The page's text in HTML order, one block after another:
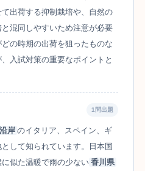
出荷する抑制栽培や、自然の
混同しやすいため注意が必要
の時期の出荷を狙ったものな
入試対策の重要なポイントと
1問出題
岸 のイタリア、スペイン、ギ
して知られています。日本国
似た温暖で雨の少ない 香川県